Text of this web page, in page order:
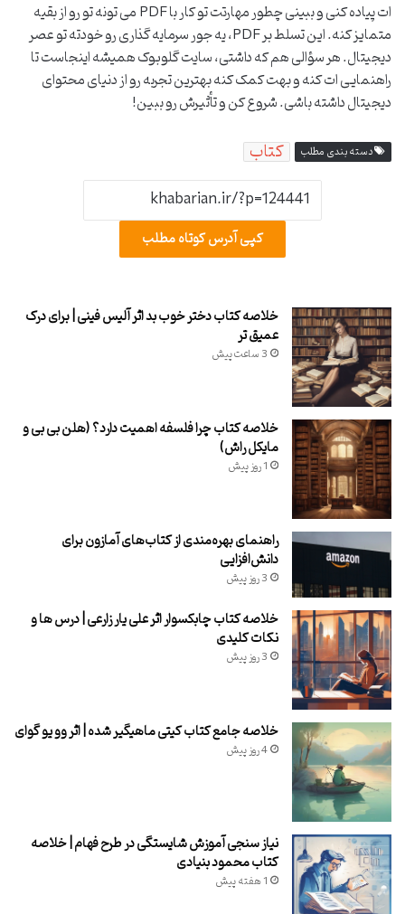
ات پیاده کنی و ببینی چطور مهارتت تو کار با PDF می تونه تو رو از بقیه
متمایز کنه. این تسلط بر PDF، یه جور سرمایه گذاری رو خودته تو عصر
دیجیتال. هر سؤالی هم که داشتی، سایت گلوبوک همیشه اینجاست تا
راهنمایی ات کنه و بهت کمک کنه بهترین تجربه رو از دنیای محتوای
دیجیتال داشته باشی. شروع کن و تأثیرش رو ببین!
دسته بندی مطلب کتاب
کپی آدرس کوتاه مطلب
خلاصه کتاب دختر خوب بد اثر آلیس فینی | برای درک
عمیق تر
3 ساعت پیش
خلاصه کتاب چرا فلسفه اهمیت دارد؟ (هلن بی بی و
مایکل راش)
1 روز پیش
راهنمای بهره‌مندی از کتاب‌های آمازون برای
دانش‌افزایی
3 روز پیش
خلاصه کتاب چابکسوار اثر علی یار زارعی | درس ها و
نکات کلیدی
3 روز پیش
خلاصه جامع کتاب کیتی ماهیگیر شده | اثر وو یو گوای
4 روز پیش
نیاز سنجی آموزش شایستگی در طرح فهام | خلاصه
کتاب محمود بنیادی
1 هفته پیش